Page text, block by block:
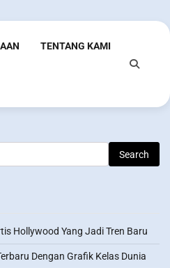
TENTANG KAMI
Hollywood Yang Jadi Tren Baru
Dengan Grafik Kelas Dunia